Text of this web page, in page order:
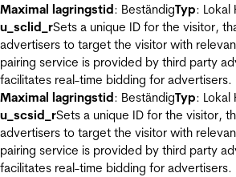
Maximal lagringstid: BeständigTyp: Lokal
u_sclid_rSets a unique ID for the visitor,
advertisers to target the visitor with
pairing service is provided by third party
facilitates real-time bidding for advertisers.
Maximal lagringstid: BeständigTyp: Lokal
u_scsid_rSets a unique ID for the visitor,
advertisers to target the visitor with
pairing service is provided by third party
facilitates real-time bidding for advertisers.